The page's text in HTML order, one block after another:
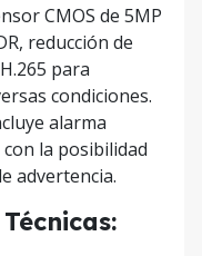
CMOS de 5MP
reducción de
para
condiciones.
alarma
la posibilidad
advertencia.